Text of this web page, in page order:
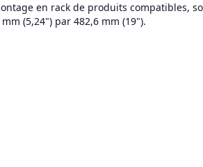
en rack de produits compatibles,
(5,24") par 482,6 mm (19").